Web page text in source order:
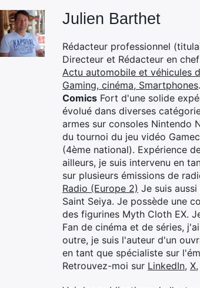
Julien Barthet
Rédacteur professionnel
Directeur et Rédacteur en
Actu automobile et véhicules
Gaming, cinéma, Smartphones.
Comics Fort d'une solide
évolué dans diverses
armes sur consoles Nintendo
du tournoi du jeu vidéo
(4ème national). Expérience
ailleurs, je suis intervenu en
sur plusieurs émissions de
Radio (Europe 2) Je suis
Saint Seiya. Je possède une
des figurines Myth Cloth EX.
Fan de cinéma et de séries,
outre, je suis l'auteur d'un
en tant que spécialiste sur
Retrouvez-moi sur LinkedIn, X,